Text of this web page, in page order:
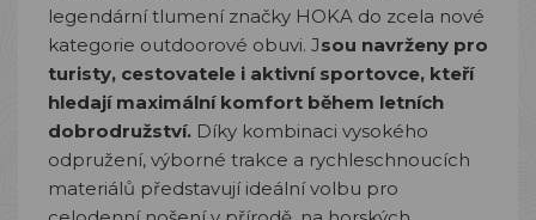
legendární tlumení značky HOKA do zcela nové
kategorie outdoorové obuvi. Jsou navrženy pro
turisty, cestovatele i aktivní sportovce, kteří
hledají maximální komfort během letních
dobrodružství. Díky kombinaci vysokého
odpružení, výborné trakce a rychleschnoucích
materiálů představují ideální volbu pro